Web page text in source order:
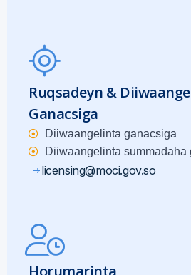
Ruqsadeyn &
Ganacsiga
Diiwaangelinta ganacsiga
Diiwaangelinta summadaha
licensing@moci.gov.so